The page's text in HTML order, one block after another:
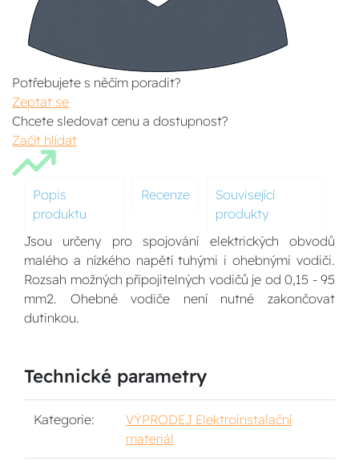
Potřebujete s něčím poradit?
Zeptat se
Chcete sledovat cenu a dostupnost?
Začít hlídat
Popis
produktu
Recenze
Související
produkty
Jsou určeny pro spojování elektrických obvodů
malého a nízkého napětí tuhými i ohebnými vodiči.
Rozsah možných připojitelných vodičů je od 0,15 - 95
mm2. Ohebné vodiče není nutné zakončovat
dutinkou.
Technické parametry
Kategorie:
VÝPRODEJ Elektroinstalační
materiál